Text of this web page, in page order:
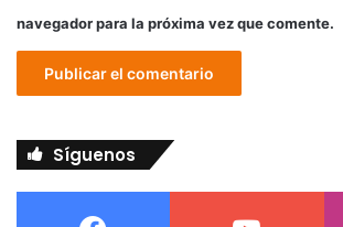
navegador para la próxima vez que comente.
Síguenos